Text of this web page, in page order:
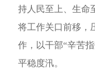
持人民至上、生命
将工作关口前移，
作，以干部“辛苦
平稳度汛。